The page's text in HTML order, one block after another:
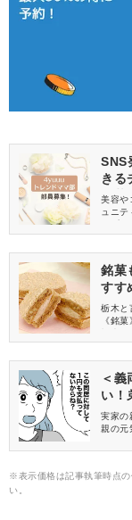
SNS
きる
員募
美容や
ュニ
信して
銘菓
すす
栃木と
《銘
＜
い！
実家の
親の元
※表示価格は記事執筆時点の
い。